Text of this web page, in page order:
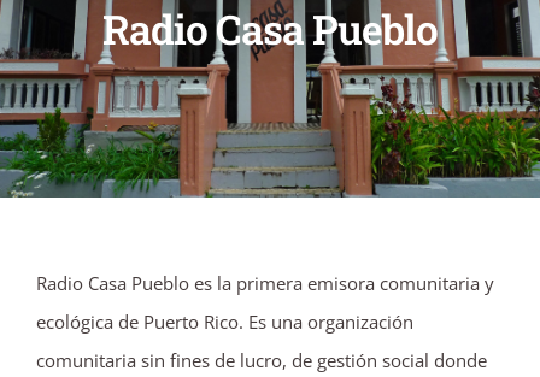
Radio Casa Pueblo
Radio Casa Pueblo es la primera emisora comunitaria y
ecológica de Puerto Rico. Es una organización
comunitaria sin fines de lucro, de gestión social donde